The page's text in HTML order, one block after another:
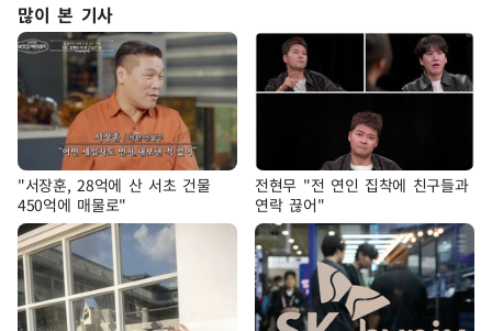
많이 본 기사
"서장훈, 28억에 산 서초 건물
450억에 매물로"
전현무 "전 연인 집착에 친구들과
연락 끊어"